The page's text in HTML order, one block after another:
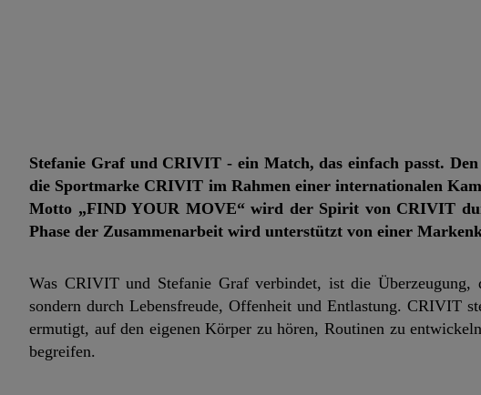
Stefanie Graf und CRIVIT - ein Match, das einfach passt.
die Sportmarke CRIVIT im Rahmen einer internationalen
Motto „FIND YOUR MOVE“ wird der Spirit von CRIVIT
Phase der Zusammenarbeit wird unterstützt von einer
Was CRIVIT und Stefanie Graf verbindet, ist die
sondern durch Lebensfreude, Offenheit und Entlastung. CRIVIT
ermutigt, auf den eigenen Körper zu hören, Routinen zu
begreifen.